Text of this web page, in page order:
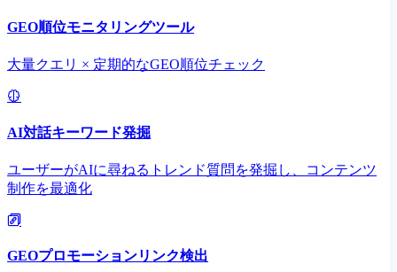
GEO順位モニタリングツール
大量クエリ × 定期的なGEO順位チェック
AI対話キーワード発掘
ユーザーがAIに尋ねるトレンド質問を発掘し、コンテンツ
制作を最適化
GEOプロモーションリンク検出